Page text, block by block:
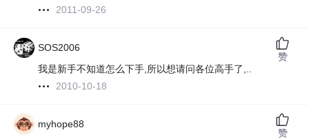
2011-09-26
SOS2006
我是新手不知道怎么下手,所以想请问各位高手了,..
2010-10-18
赞
myhope88
赞